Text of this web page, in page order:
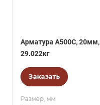
Арматура А500С, 20мм,
29.022кг
Заказать
Размер, мм